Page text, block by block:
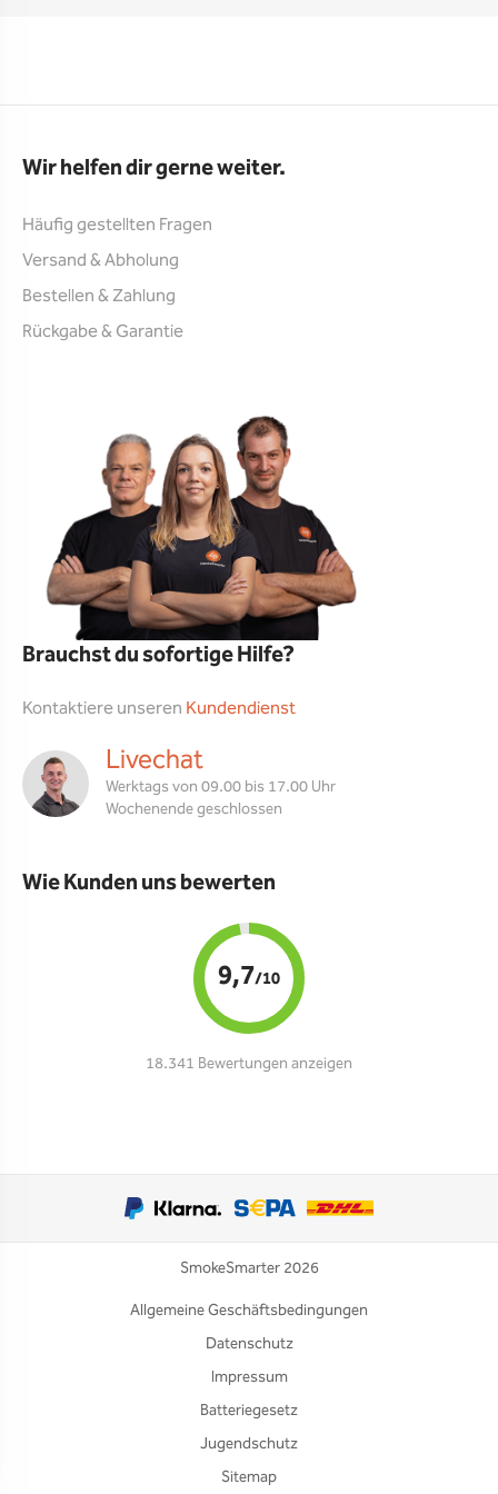
Wir helfen dir gerne weiter.
Häufig gestellten Fragen
Versand & Abholung
Bestellen & Zahlung
Rückgabe & Garantie
Brauchst du sofortige Hilfe?
Kontaktiere unseren Kundendienst
Livechat
Werktags von 09.00 bis 17.00 Uhr
Wochenende geschlossen
Wie Kunden uns bewerten
9,7/10
18.341 Bewertungen anzeigen
SmokeSmarter 2026
Allgemeine Geschäftsbedingungen
Datenschutz
Impressum
Batteriegesetz
Jugendschutz
Sitemap